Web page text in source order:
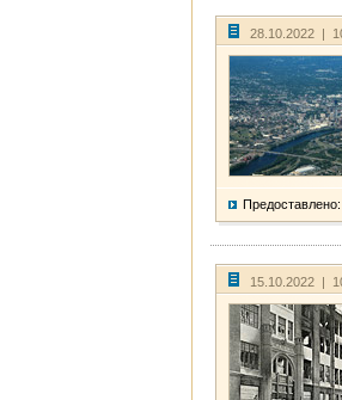
28.10.2022 |
Предоставлено:
15.10.2022 |